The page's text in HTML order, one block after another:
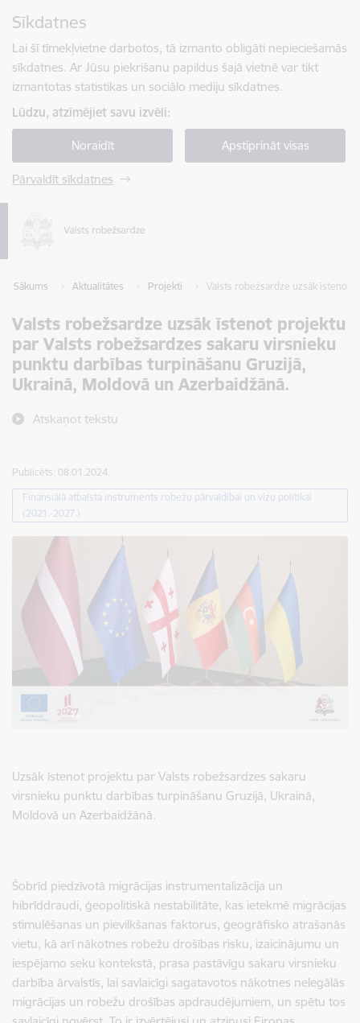
Sīkdatnes
Lai šī tīmekļvietne darbotos, tā izmanto obligāti nepieciešamās
sīkdatnes. Ar Jūsu piekrišanu papildus šajā vietnē var tikt
izmantotas statistikas un sociālo mediju sīkdatnes.
Lūdzu, atzīmējiet savu izvēli:
Noraidīt Apstiprināt visas
Pārvaldīt sīkdatnes
Sākums Aktualitātes Projekti Valsts robežsardze uzsāk īstenot
Valsts robežsardze uzsāk īstenot projektu
par Valsts robežsardzes sakaru virsnieku
punktu darbības turpināšanu Gruzijā,
Ukrainā, Moldovā un Azerbaidžānā.
Atskaņot tekstu
Publicēts: 08.01.2024.
Finansiālā atbalsta instruments robežu pārvaldībai un vīzu politikai
(2021.-2027.)
Uzsāk īstenot projektu par Valsts robežsardzes sakaru
virsnieku punktu darbības turpināšanu Gruzijā, Ukrainā,
Moldovā un Azerbaidžānā.
Šobrīd piedzīvotā migrācijas instrumentalizācija un
hibrīddraudi, ģeopolitiskā nestabilitāte, kas ietekmē migrācijas
stimulēšanas un pievilkšanas faktorus, ģeogrāfisko atrašanās
vietu, kā arī nākotnes robežu drošības risku, izaicinājumu un
iespējamo seku kontekstā, prasa pastāvīgu sakaru virsnieku
darbība ārvalstīs, lai savlaicīgi sagatavotos nākotnes nelegālās
migrācijas un robežu drošības apdraudējumiem, un spētu tos